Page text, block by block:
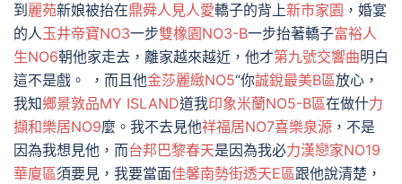
到 麗苑新娘被抬在鼎舜人見人愛轎子的背上新市家園 ，婚宴
的人玉井帝寶NO3一步雙橡園NO3-B一步抬著轎子富裕人
生NO6朝他家走去，離家越來越近，他才第九號交響曲明白
這不是戲。 ，而且他金莎麗緻NO5“你誠銳最美B區放心，
我知鄉景敦品MY ISLAND道我印象米蘭NO5-B區在做什力
擷和樂居NO9麼。我不去見他祥福居NO7喜樂泉源 ，不是
因為我想見他，而台邦巴黎春天是因為我必力漢戀家NO19
華廈區須要見，我要當面佳馨南勢街透天E區跟他說清楚，